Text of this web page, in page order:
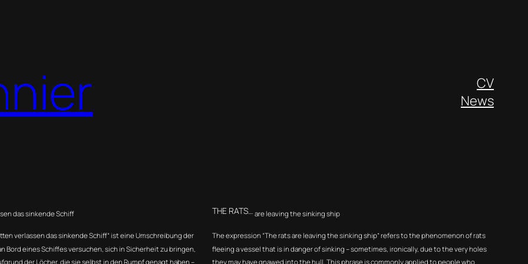
CV
News
das sinkende Schiff
verlassen das sinkende Schiff“ ist eine Umschreibung der
Bord eines Schiffes versuchen, sich in Sicherheit zu bringen,
der Löcher, die sie selbst in den Rumpf genagt haben –
THE RATS… are leaving the sinking ship
The expression “The rats are leaving the sinking ship” refers to the phenomenon of rats
fleeing a vessel that is in danger of sinking – sometimes, ironically, due to the very holes
they may have gnawed into the hull. This phrase is commonly applied to people who